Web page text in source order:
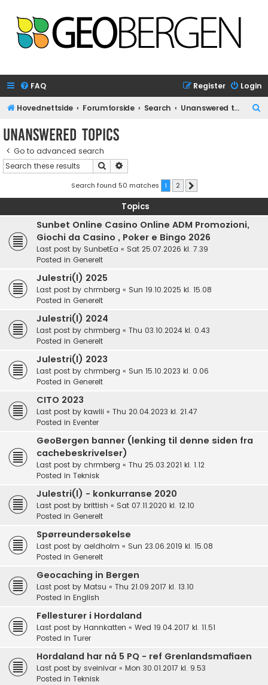
FAQ Login
Register
Hovednettside Forumforside Search Unanswered topics
Unanswered topics
Go to advanced search
Search
Search found 50 matches 1 2
Topics
Sunbet Online Casino Online ADM Promozioni,
Giochi da Casino , Poker e Bingo 2026
Last post by SunbetEa « Sat 25.07.2026 kl. 7.39
Posted in Generelt
Julestri(l) 2025
Last post by chrmberg « Sun 19.10.2025 kl. 15.08
Posted in Generelt
Julestri(l) 2024
Last post by chrmberg « Thu 03.10.2024 kl. 0.43
Posted in Generelt
Julestri(l) 2023
Last post by chrmberg « Sun 15.10.2023 kl. 0.06
Posted in Generelt
CITO 2023
Last post by kawlii « Thu 20.04.2023 kl. 21.47
Posted in Eventer
GeoBergen banner (lenking til denne siden fra
cachebeskrivelser)
Last post by chrmberg « Thu 25.03.2021 kl. 1.12
Posted in Teknisk
Julestri(l) - konkurranse 2020
Last post by brittish « Sat 07.11.2020 kl. 12.10
Posted in Generelt
Spørreundersøkelse
Last post by aeldholm « Sun 23.06.2019 kl. 15.08
Posted in Generelt
Geocaching in Bergen
Last post by Matsu « Thu 21.09.2017 kl. 13.10
Posted in English
Fellesturer i Hordaland
Last post by Hannkatten « Wed 19.04.2017 kl. 11.51
Posted in Turer
Hordaland har nå 5 PQ - ref Grenlandsmafiaen
Last post by sveinivar « Mon 30.01.2017 kl. 9.53
Posted in Teknisk